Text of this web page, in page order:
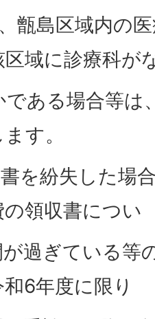
、甑島区域内の
域に診療科が
ある場合等は
す。
書を紛失した場
領収書につい
過ぎている等
6年度に限り